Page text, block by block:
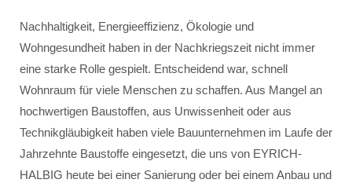
Nachhaltigkeit, Energieeffizienz, Ökologie und
Wohngesundheit haben in der Nachkriegszeit nicht immer
eine starke Rolle gespielt. Entscheidend war, schnell
Wohnraum für viele Menschen zu schaffen. Aus Mangel an
hochwertigen Baustoffen, aus Unwissenheit oder aus
Technikgläubigkeit haben viele Bauunternehmen im Laufe der
Jahrzehnte Baustoffe eingesetzt, die uns von EYRICH-
HALBIG heute bei einer Sanierung oder bei einem Anbau und